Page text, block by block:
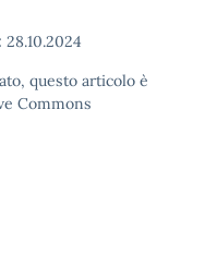
28.10.2024
questo articolo è
Commons